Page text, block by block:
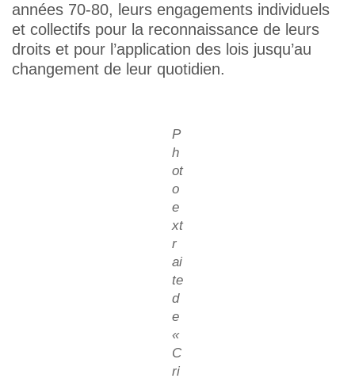
années 70-80, leurs engagements individuels
et collectifs pour la reconnaissance de leurs
droits et pour l’application des lois jusqu’au
changement de leur quotidien.
P
h
ot
o
e
xt
r
ai
te
d
e
«
C
ri